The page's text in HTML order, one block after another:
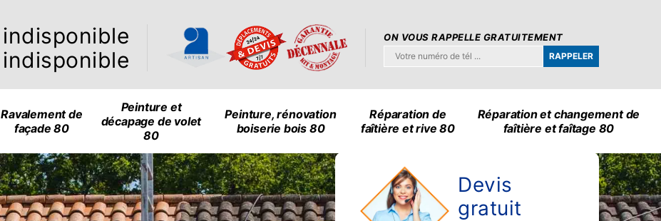
indisponible
indisponible
ON VOUS RAPPELLE GRATUITEMENT
Ravalement de
façade 80
Peinture et
décapage de volet
80
Peinture, rénovation
boiserie bois 80
Réparation de
faîtière et rive 80
Réparation et changement de
faîtière et faîtage 80
Devis
gratuit